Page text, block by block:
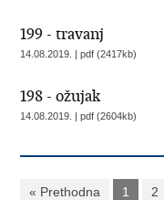
199 - travanj
14.08.2019. | pdf (2417kb)
198 - ožujak
14.08.2019. | pdf (2604kb)
« Prethodna 1 2